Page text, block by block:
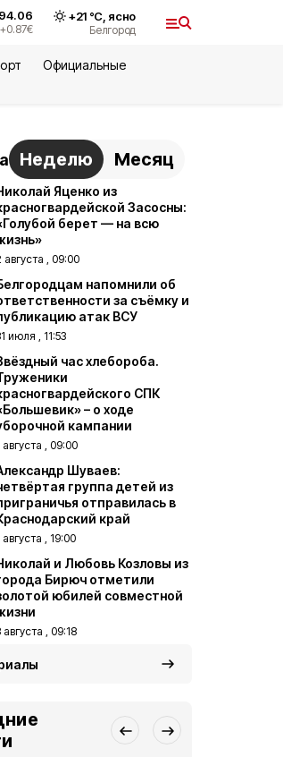
94.06
+0.87€
+21°С, ясно
Белгород
Официальные
Неделю Месяц
Яценко из
Засосны:
берет — на всю
августа , 09:00
напомнили об
за съёмку и
атак ВСУ
июля , 11:53
час хлебороба.
СПК
– о ходе
кампании
августа , 09:00
Шуваев:
группа детей из
отправилась в
край
августа , 19:00
и Любовь Козловы из
Бирюч отметили
юбилей совместной
августа , 09:18